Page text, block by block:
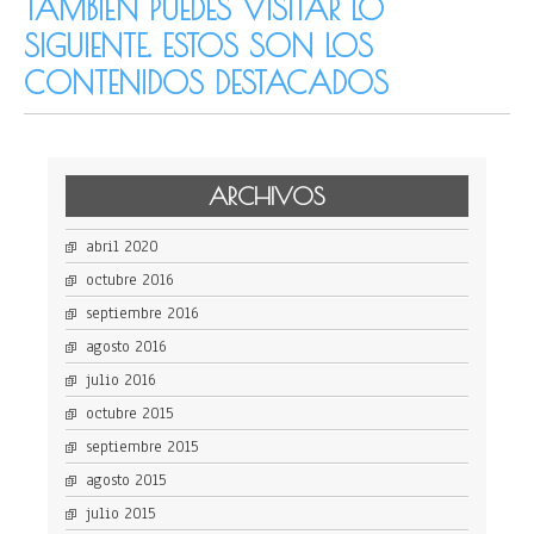
TAMBIÉN PUEDES VISITAR LO
SIGUIENTE. ESTOS SON LOS
CONTENIDOS DESTACADOS
ARCHIVOS
abril 2020
octubre 2016
septiembre 2016
agosto 2016
julio 2016
octubre 2015
septiembre 2015
agosto 2015
julio 2015